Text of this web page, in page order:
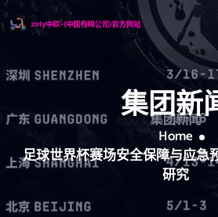
集团新
Home
足球世界杯赛场安全保障与应急
研究